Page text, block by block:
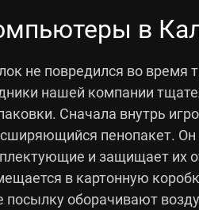
в
не повредился во время
нашей компании
Сначала внутрь
пенопакет.
и защищает их
в картонную
посылку оборачивают